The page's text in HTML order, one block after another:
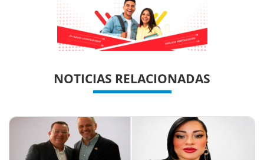
NOTICIAS RELACIONADAS